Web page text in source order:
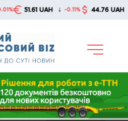
51.61 UAH ↓ -0.11% 44.76 UAH ↓ -